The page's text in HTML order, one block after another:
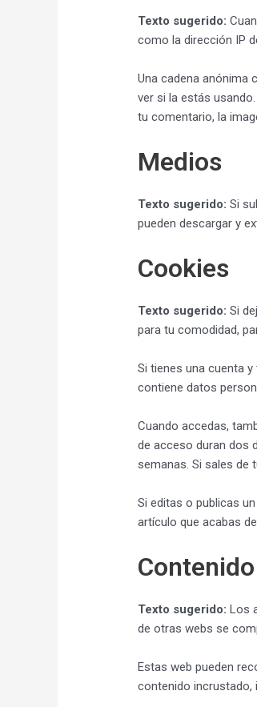
Texto sugerido:
como la dirección IP
Una cadena anónima
ver si la estás
tu comentario, la
Medios
Texto sugerido:Si
pueden descargar y
Cookies
Texto sugerido:Si
para tu comodidad,
Si tienes una cuenta
contiene datos
Cuando accedas,
de acceso duran dos
semanas. Si sales de
Si editas o publicas
artículo que acabas
Texto sugerido:Los
de otras webs se
Estas web pueden
contenido incrustado,